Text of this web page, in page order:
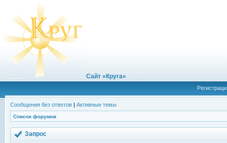
Сайт «Круга»
Сообщения без ответов | Активные темы
Список форумов
Запрос